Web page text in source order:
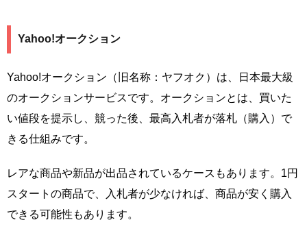
Yahoo!オークション
Yahoo!オークション（旧名称：ヤフオク）は、日本最大級
のオークションサービスです。オークションとは、買いた
い値段を提示し、競った後、最高入札者が落札（購入）で
きる仕組みです。
レアな商品や新品が出品されているケースもあります。1円
スタートの商品で、入札者が少なければ、商品が安く購入
できる可能性もあります。